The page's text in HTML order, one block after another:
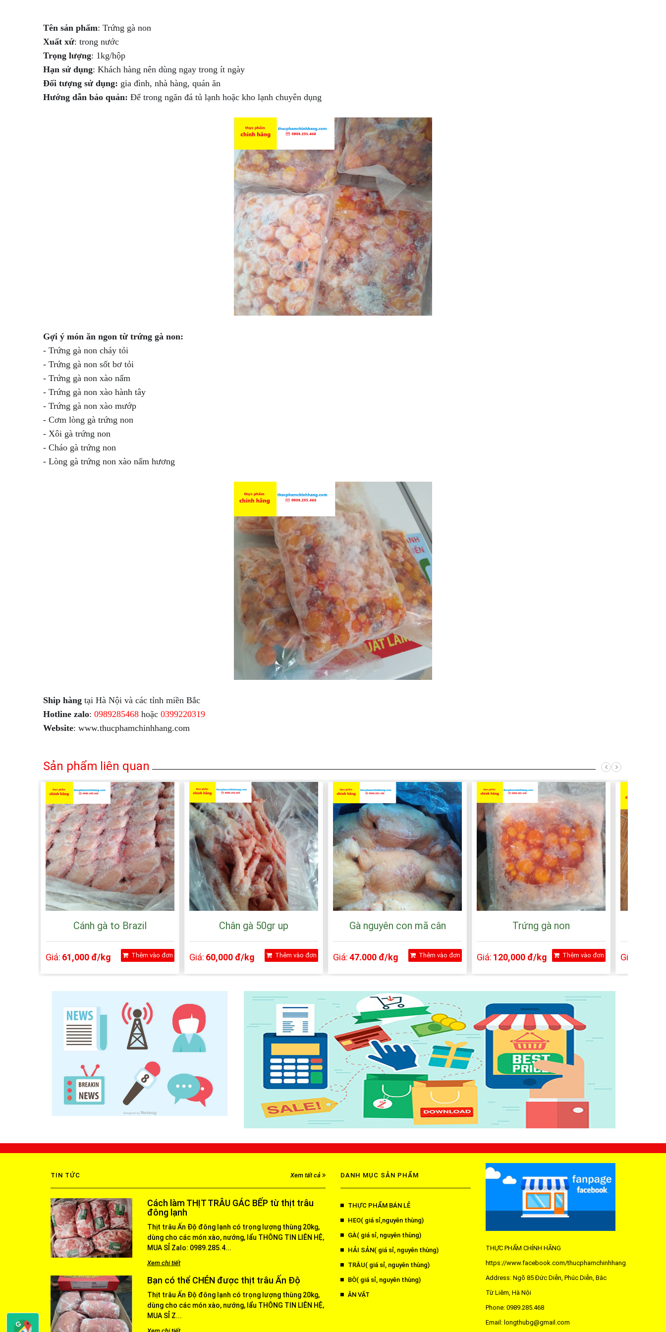
Tên sản phẩm
Xuất xứ
Trọng lượng
Hạn sử dụng
Đối tượng sử dụng:
Hướng dẫn bảo quản: Để trong ngăn đá tủ lạnh hoặc kho lạnh chuyên dụng
Gợi ý món ăn ngon từ trứng gà non:
- Trứng gà non cháy tỏi
- Trứng gà non sốt bơ tỏi
- Trứng gà non xào nấm
- Trứng gà non xào hành tây
- Trứng gà non xào mướp
- Cơm lòng gà trứng non
- Xôi gà trứng non
- Cháo gà trứng non
- Lòng gà trứng non xào nấm hương
Ship hàng
Hotline zalo: 0989285468 hoặc 0399220319
Website: www.thucphamchinhhang.com
Sản phẩm liên quan
Cánh gà to Brazil
Giá: 61,000 đ/kg Thêm vào đơn
Chân gà 50gr up
Giá: 60,000 đ/kg Thêm vào đơn
Gà nguyên con mã cân
Giá:47.000 đ/kg Thêm vào đơn
Trứng gà non
Giá: 120,000 đ/kg Thêm vào đơn Giá:
TIN TỨC Xem tất cả
Cách làm THỊT TRÂU GÁC BẾP từ thịt trâu
đông lạnh
Thịt trâu Ấn Độ đông lạnh có trọng lượng thùng 20kg,
dùng cho các món xào, nướng, lẩu THÔNG TIN LIÊN HỆ,
MUA SỈ Zalo: 0989.285.4...
Xem chi tiết
Bạn có thể CHÉN được thịt trâu Ấn Độ
Thịt trâu Ấn Độ đông lạnh có trọng lượng thùng 20kg,
dùng cho các món xào, nướng, lẩu THÔNG TIN LIÊN HỆ,
MUA SỈ Z...
Xem chi tiết
DANH MỤC SẢN PHẨM
THỰC PHẨM BÁN LẺ
HEO( giá sỉ,nguyên thùng)
GÀ( giá sỉ, nguyên thùng)
HẢI SẢN( giá sỉ, nguyên thùng)
TRÂU( giá sỉ, nguyên thùng)
BÒ( giá sỉ, nguyên thùng)
ĂN VẶT
THỰC PHẨM CHÍNH HÃNG
https://www.facebook.com/thucphamchinhhang
Address: Ngõ 85 Đức Diễn, Phúc Diễn, Bắc
Từ Liêm, Hà Nội
Phone: 0989.285.468
Email: longthubg@gmail.com